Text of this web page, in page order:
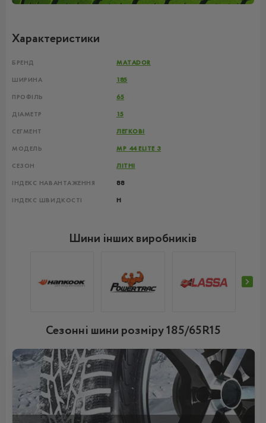
Характеристики
БРЕНД MATADOR
ШИРИНА 185
ПРОФІЛЬ 65
ДІАМЕТР 15
СЕГМЕНТ ЛЕГКОВІ
МОДЕЛЬ MP 44 ELITE 3
СЕЗОН ЛІТНІ
ІНДЕКС НАВАНТАЖЕННЯ 88
ІНДЕКС ШВИДКОСТІ H
Шини інших виробників
Сезонні шини розміру 185/65R15